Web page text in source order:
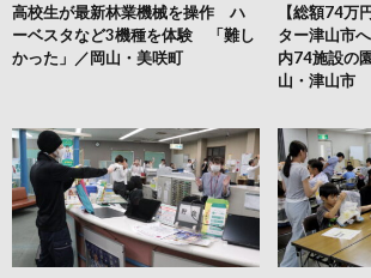
【総額74万
ター津山市
内74施設の
山・津山市
高校生が最新林業機械を操作 ハ
ーベスタなど3機種を体験 「難し
かった」／岡山・美咲町